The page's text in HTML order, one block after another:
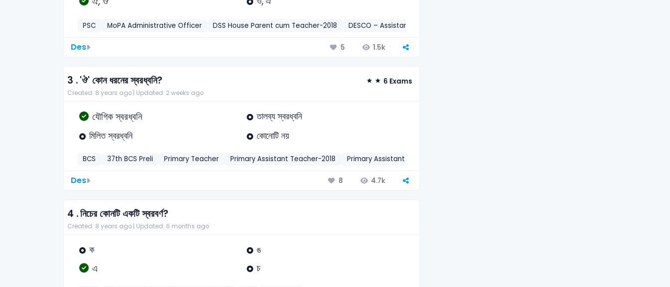
PSC MoPA Administrative Officer DSS House Parent cum Teacher-2018 DESCO – Assistant Complaint Supervisor-2019
Des 5 1.5k
3 .'ঔ' কোন ধরনের স্বরধ্বনি? 6 Exams
Created: 8 years ago | Updated: 2 weeks ago
যৌগিক স্বরধ্বনি
তালব্য স্বরধ্বনি
মিলিত স্বরধ্বনি
কোনোটি নয়
BCS 37th BCS Preli Primary Teacher Primary Assistant Teacher-2018 Primary Assistant Teacher-2018
Des 8 4.7k
4 .নিচের কোনটি একটি স্বরবর্ণ?
Created: 8 years ago | Updated: 6 months ago
ক ঙ
এ চ